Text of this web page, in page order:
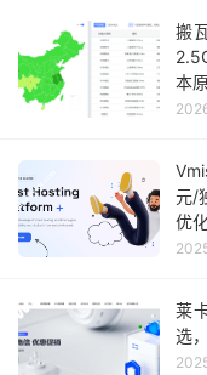
搬
本
元/
优
莱
选